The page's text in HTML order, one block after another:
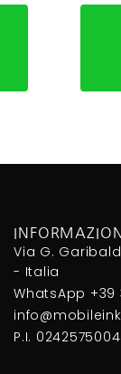
Via G.
- Italia
WhatsApp +39
P.I.